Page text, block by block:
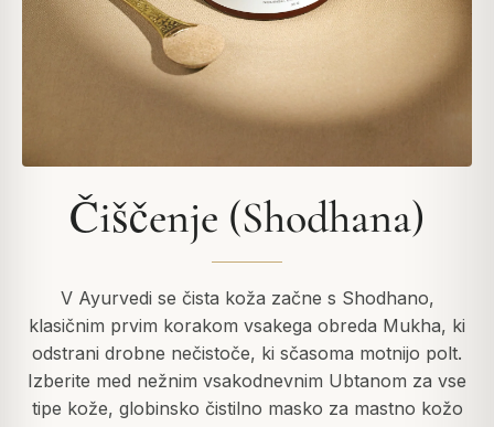
Čiščenje (Shodhana)
V Ayurvedi se čista koža začne s Shodhano,
klasičnim prvim korakom vsakega obreda Mukha, ki
odstrani drobne nečistoče, ki sčasoma motnijo polt.
Izberite med nežnim vsakodnevnim Ubtanom za vse
tipe kože, globinsko čistilno masko za mastno kožo